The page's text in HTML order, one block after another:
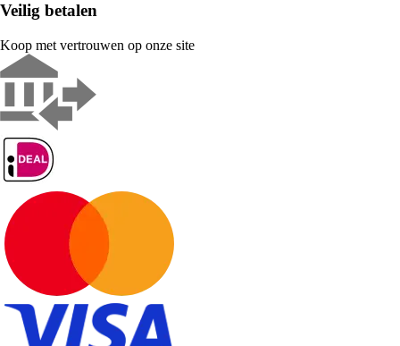
Veilig betalen
Koop met vertrouwen op onze site